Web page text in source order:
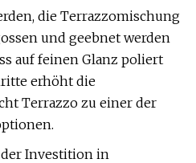
die Terrazzomischung
und geebnet werden
auf feinen Glanz poliert
erhöht die
Terrazzo zu einer der
Investition in